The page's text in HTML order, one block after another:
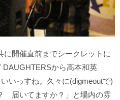
開催直前までシークレットに
から高本和英
いっすね。久々に(digmeoutで)
届いてますか？」と場内の雰